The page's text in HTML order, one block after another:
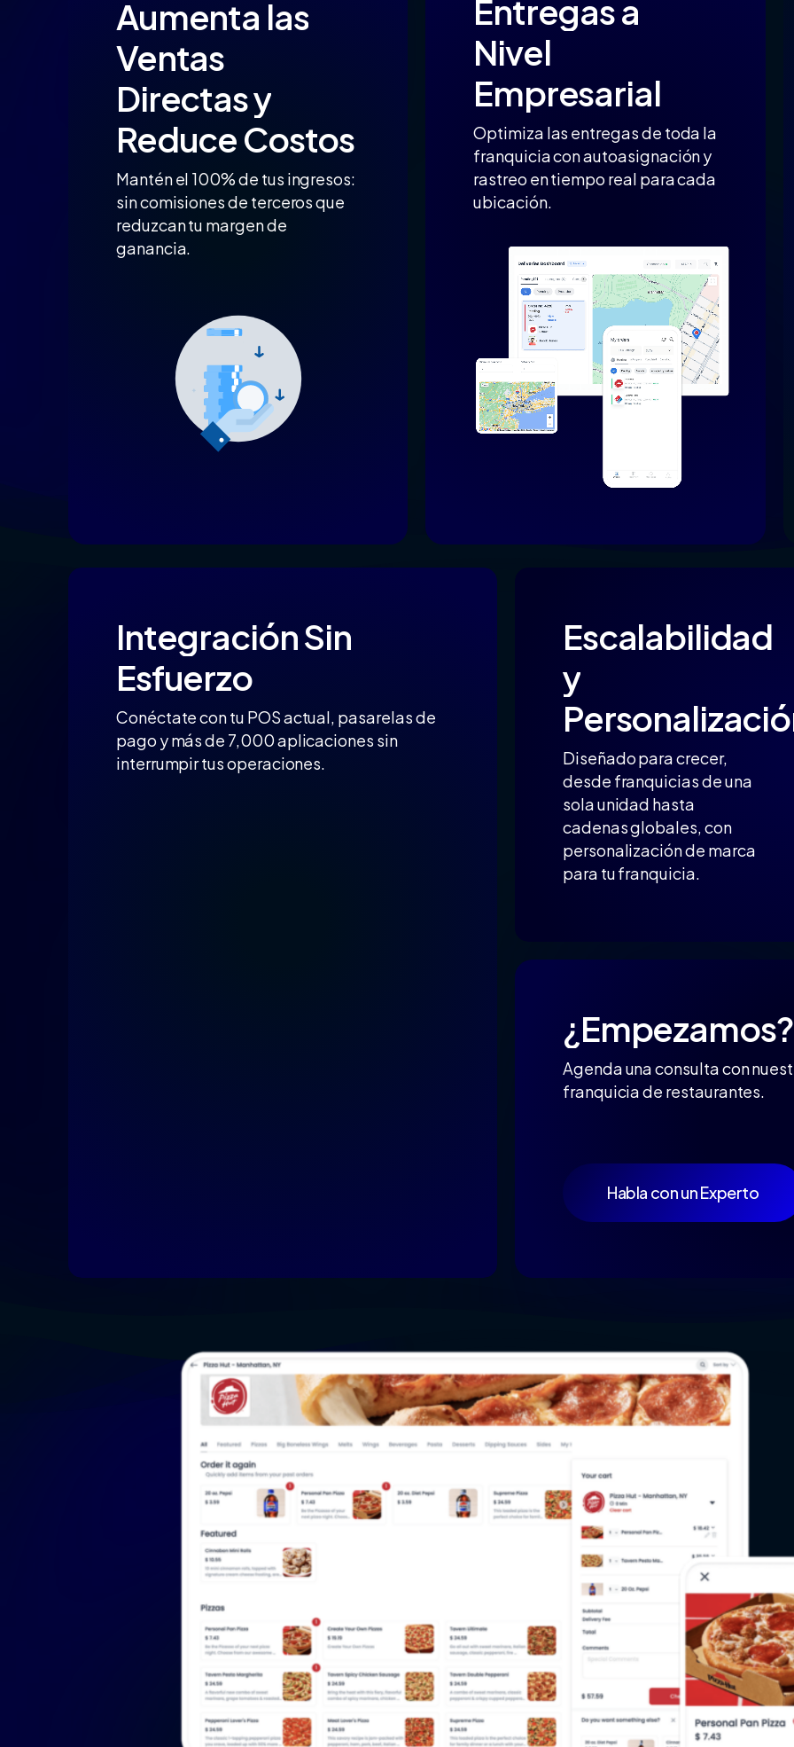
Aumenta las
Ventas
Directasy
ReduceCostos
Mantén el 100% de tus ingresos:
sin comisiones de terceros que
reduzcan tu margen de
ganancia.
Entregasa
Nivel
Empresarial
Optimiza las entregas de toda la
franquicia con autoasignación y
rastreo en tiempo real para cada
ubicación.
IntegraciónSin
Esfuerzo
Conéctate con tu POS actual, pasarelas de
pago y más de 7,000 aplicaciones sin
interrumpir tus operaciones.
Escalabilidad
y
Diseñado para crecer,
desde franquicias de una
sola unidad hasta
cadenas globales, con
personalización de marca
para tu franquicia.
¿Empezamos?
Agenda una consulta con
franquicia de restaurantes.
Habla con un Experto